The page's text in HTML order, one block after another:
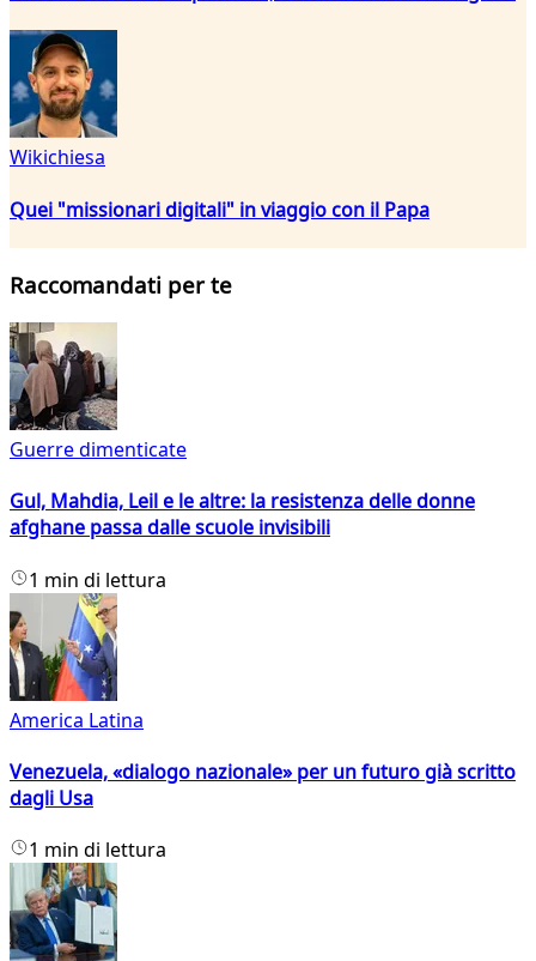
Wikichiesa
Quei "missionari digitali" in viaggio con il Papa
Raccomandati per te
Guerre dimenticate
Gul, Mahdia, Leil e le altre: la resistenza delle donne
afghane passa dalle scuole invisibili
1 min di lettura
America Latina
Venezuela, «dialogo nazionale» per un futuro già scritto
dagli Usa
1 min di lettura